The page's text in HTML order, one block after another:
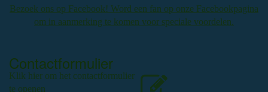
Bezoek ons op Facebook! Word een fan op onze Facebookpagina
om in aanmerking te komen voor speciale voordelen.
Contactformulier
Klik hier om het contactformulier
te openen